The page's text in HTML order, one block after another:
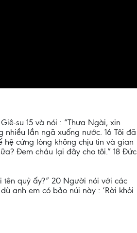
su 15 và nói : “Thưa Ngài, xin
lần ngã xuống nước. 16 Tôi đã
hệ cứng lòng không chịu tin và gian
Đem cháu lại đây cho tôi.” 18 Đức
tên quỷ ấy?” 20 Người nói với các
anh em có bảo núi này : ‘Rời khỏi